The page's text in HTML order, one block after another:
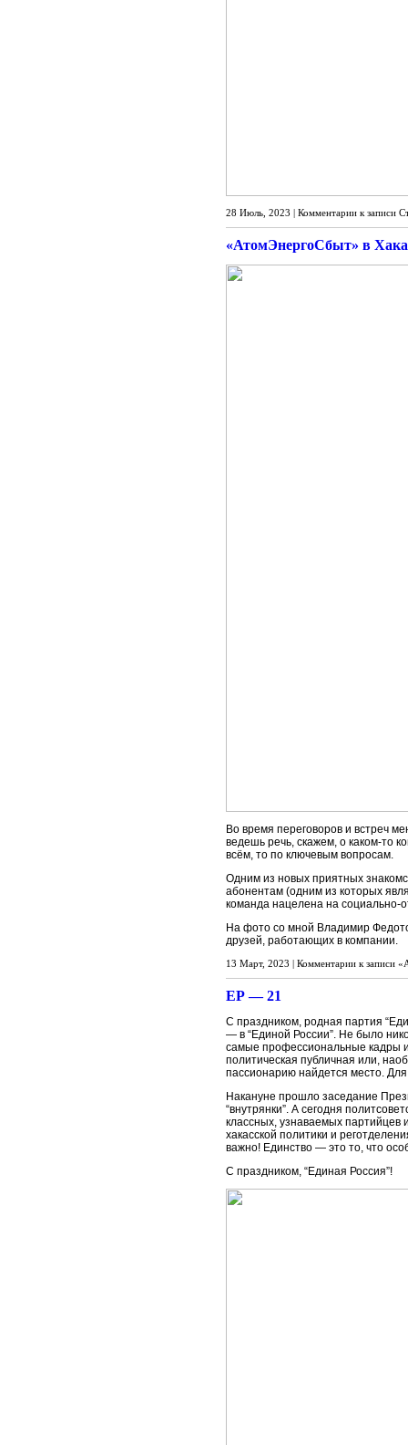
28 Июль, 2023 | Комментарии к записи
«АтомЭнергоСбыт» в
Во время переговоров и встреч
ведешь речь, скажем, о каком-то
всём, то по ключевым вопросам.
Одним из новых приятных
абонентам (одним из которых
команда нацелена на социально-
На фото со мной Владимир
друзей, работающих в компании.
13 Март, 2023 | Комментарии к записи
ЕР — 21
С праздником, родная партия
— в “Единой России”. Не было
самые профессиональные кадры
политическая публичная или,
пассионарию найдется место. Для
Накануне прошло заседание
“внутрянки”. А сегодня
классных, узнаваемых партийцев
хакасской политики и
важно! Единство — это то, что
С праздником, “Единая Россия”!